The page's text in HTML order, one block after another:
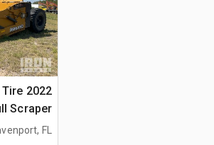
Tire
Scraper
FL